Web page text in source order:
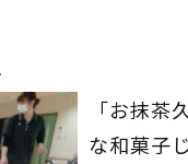
「お抹茶
な和菓子